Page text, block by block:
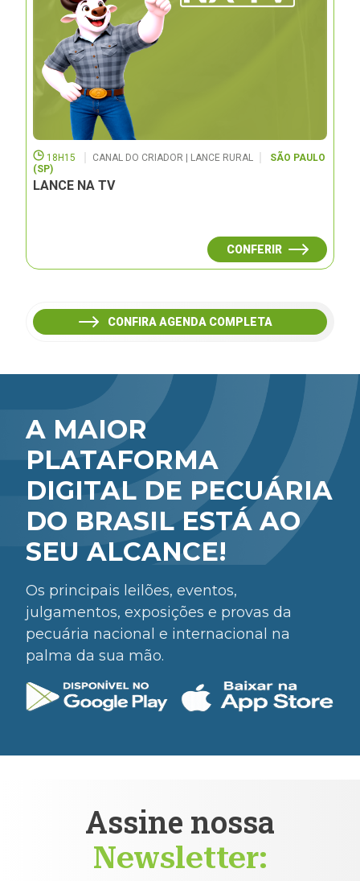
18H15 CANAL DO CRIADOR | LANCE RURAL
SÃO PAULO
(SP)
LANCE NA TV
CONFERIR
CONFIRA AGENDA COMPLETA
A MAIOR
PLATAFORMA
DIGITAL DE PECUÁRIA
DO BRASIL ESTÁ AO
SEU ALCANCE!
Os principais leilões, eventos,
julgamentos, exposições e provas da
pecuária nacional e internacional na
palma da sua mão.
Assine nossa
Newsletter: